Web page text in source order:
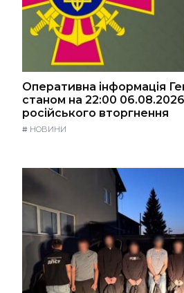
Оперативна інформація
станом на 22:00
російського вторгнення
# НОВИНИ